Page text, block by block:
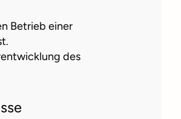
Betrieb einer
des